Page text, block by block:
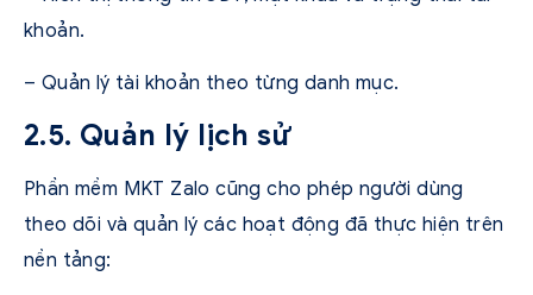
khoản.
– Quản lý tài khoản theo từng danh mục.
2.5. Quản lý lịch sử
Phần mềm MKT Zalo cũng cho phép người dùng
theo dõi và quản lý các hoạt động đã thực hiện trên
nền tảng: